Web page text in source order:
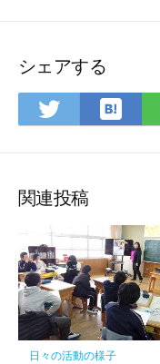
シェアする
で
ア
は
て
マ
ー
ク
に
保
存
関連投稿
日々の活動の様子